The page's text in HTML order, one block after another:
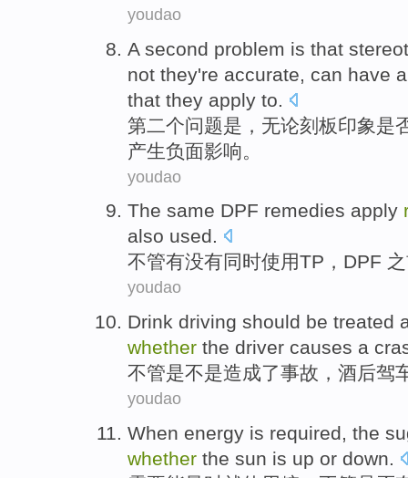
youdao
A second problem is that
not they're accurate can have
that they apply to.
第二个问题是 ， 无论刻板印象是
产生负面影响 。
youdao
The same DPF remedies apply
also used.
不管有没有同时使用TP ， DPF
youdao
Drink driving should be treated
whether the driver causes a
不管是不是造成了事故， 酒后驾
youdao
When energy is required, the
whether the sun is up or down.